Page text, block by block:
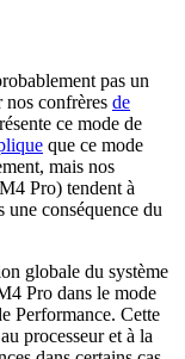
pas un
nos confrères de
ce mode de
que ce mode
mais nos
Pro) tendent à
une conséquence du
globale du système
Pro dans le mode
Performance. Cette
processeur et à la